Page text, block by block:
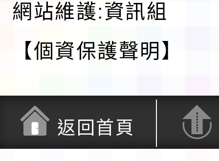
網站維護:資訊組
【個資保護聲明】
返回首頁